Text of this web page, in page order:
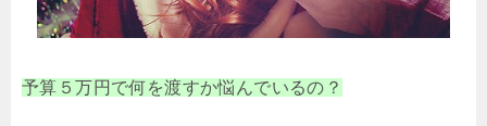
予算５万円で何を渡すか悩んでいるの？